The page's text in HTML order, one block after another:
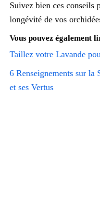
Suivez bien ces conseils
longévité de vos
Vous pouvez également
Taillez votre Lavande
6 Renseignements sur la
et ses Vertus